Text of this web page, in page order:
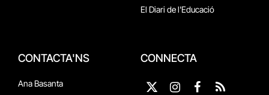
El Diari de l'Educació
CONTACTA'NS
Ana Basanta
CONNECTA